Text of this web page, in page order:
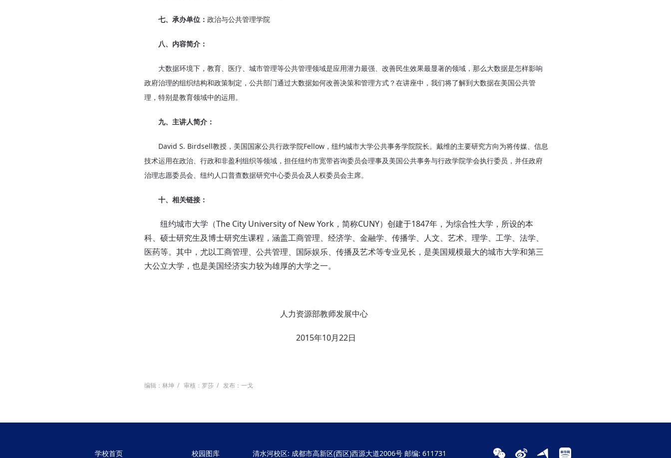
七、承办单位： 政治与公共管理学院
八、内容简介：
大数据环境下，教育、医疗、城市管理等公共管理领域是应用潜力最强、改善民生效果最显著的领域，那么大数据是怎样影响
政府治理的组织结构和政策制定，公共部门通过大数据如何改善决策和管理方式？在讲座中，我们将了解到大数据在美国公共管
理，特别是教育领域中的运用。
九、主讲人简介：
David S. Birdsell教授，美国国家公共行政学院Fellow，纽约城市大学公共事务学院院长。戴维的主要研究方向为将传媒、信息
技术运用在政治、行政和非盈利组织等领域，担任纽约市宽带咨询委员会理事及美国公共事务与行政学院学会执行委员，并任政府
治理志愿委员会、纽约人口普查数据研究中心委员会及人权委员会主席。
十、相关链接：
纽约城市大学（The City University of New York，简称CUNY）创建于1847年，为综合性大学，所设的本
科、硕士研究生及博士研究生课程，涵盖工商管理、经济学、金融学、传播学、人文、艺术、理学、工学、法学、
医药等。其中，尤以工商管理、公共管理、国际娱乐、传播及艺术等专业见长，是美国规模最大的城市大学和第三
大公立大学，也是美国经济实力较为雄厚的大学之一。
人力资源部教师发展中心
2015年10月22日
编辑：林坤 / 审核：罗莎 / 发布：一戈
学校首页 校园图库 清水河校区: 成都市高新区(西区)西源大道2006号 邮编: 611731